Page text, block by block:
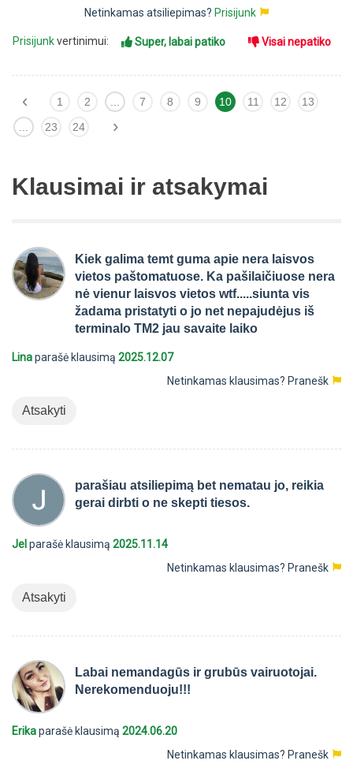
Netinkamas atsiliepimas? Prisijunk
Prisijunkvertinimui: Super, labai patiko Visai nepatiko
‹ 1 2 ... 7 8 9 10 11 12
13
...
23 24 ›
Klausimai ir atsakymai
Kiek galima temt guma apie nera laisvos
vietos paštomatuose. Ka pašilaičiuose nera
nė vienur laisvos vietos wtf.....siunta vis
žadama pristatyti o jo net nepajudėjus iš
terminalo TM2 jau savaite laiko
Linaparašė klausimą 2025.12.07
Netinkamas klausimas? Pranešk
Atsakyti
parašiau atsiliepimą bet nematau jo, reikia
gerai dirbti o ne skepti tiesos.
Jel parašė klausimą 2025.11.14
Netinkamas klausimas? Pranešk
Atsakyti
Labai nemandagūs ir grubūs vairuotojai.
Nerekomenduoju!!!
Erikaparašė klausimą 2024.06.20
Netinkamas klausimas? Pranešk